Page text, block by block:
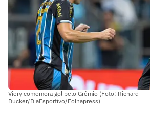
Viery comemora gol pelo Grêmio (Foto: Richard
Ducker/DiaEsportivo/Folhapress)